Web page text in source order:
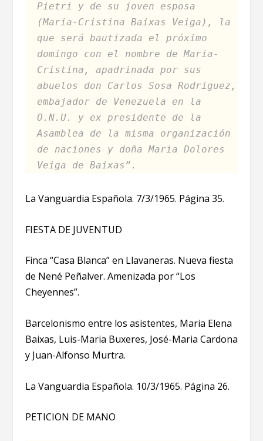
Pietri y de su joven esposa
(Maria-Cristina Baixas Veiga), la
que será bautizada el próximo
domingo con el nombre de Maria-
Cristina, apadrinada por sus
abuelos don Carlos Sosa Rodriguez,
embajador de Venezuela en la
O.N.U. y ex presidente de la
Asamblea de la misma organización
de naciones y doña Maria Dolores
Veiga de Baixas”.
La Vanguardia Española. 7/3/1965. Página 35.
FIESTA DE JUVENTUD
Finca “Casa Blanca” en Llavaneras. Nueva fiesta
de Nené Peñalver. Amenizada por “Los
Cheyennes”.
Barcelonismo entre los asistentes, Maria Elena
Baixas, Luis-Maria Buxeres, José-Maria Cardona
y Juan-Alfonso Murtra.
La Vanguardia Española. 10/3/1965. Página 26.
PETICION DE MANO